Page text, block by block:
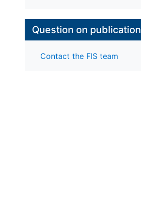
Question on publication
Contact the FIS team